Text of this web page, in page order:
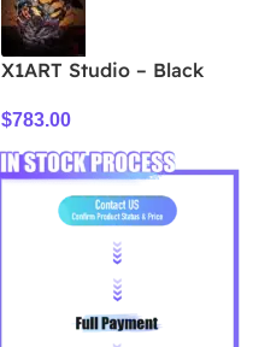
X1ART Studio – Black
$783.00